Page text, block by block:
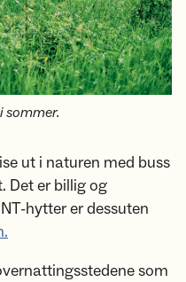
sommer.
ut i naturen med buss
Det er billig og
hytter er dessuten
som